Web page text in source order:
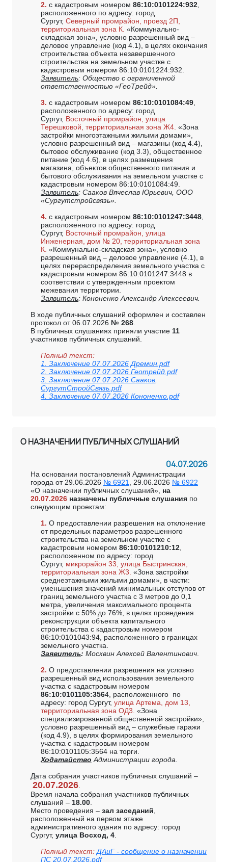
2. с кадастровым номером 86:10:0101224:932,
расположенного по адресу: город
Сургут, Северный промрайон, проезд 2П,
территориальная зона К. «Коммунально-
складская зона», условно разрешенный вид –
деловое управление (код 4.1), в целях окончания
строительства объекта незавершенного
строительства на земельном участке с
кадастровым номером 86:10:0101224:932.
Заявитель: Общество с ограниченной
ответственностью «ГеоТрейд».
3. с кадастровым номером 86:10:0101084:49,
расположенного по адресу: город
Сургут, Восточный промрайон, улица
Терешковой, территориальная зона Ж4. «Зона
застройки многоэтажными жилыми домами»,
условно разрешенный вид – магазины (код 4.4),
бытовое обслуживание (код 3.3), общественное
питание (код 4.6), в целях размещения
магазина, объектов общественного питания и
бытового обслуживания на земельном участке с
кадастровым номером 86:10:0101084:49.
Заявитель: Сааков Вячеслав Юрьевич, ООО
«Сургутстройсвязь».
4. с кадастровым номером 86:10:0101247:3448,
расположенного по адресу: город
Сургут, Восточный промрайон, улица
Инженерная, дом № 20, территориальная зона
К. «Коммунально-складская зона», условно
разрешенный вид – деловое управление (4.1), в
целях перераспределения земельного участка с
кадастровым номером 86:10:0101247:3448 в
соответствии с утвержденным проектом
межевания территории.
Заявитель: Кононенко Александр Алексеевич.
В ходе публичных слушаний оформлен и составлен
протокол от 06.07.2026 № 268.
В публичных слушаниях приняли участие 11
участников публичных слушаний.
Полный текст:
1. Заключение 07.07.2026 Дремин.pdf
2. Заключение 07.07.2026 Геотрейд.pdf
3. Заключение 07.07.2026 Сааков,
СургутСтройСвязь.pdf
4. Заключение 07.07.2026 Кононенко.pdf
О НАЗНАЧЕНИИ ПУБЛИЧНЫХ СЛУШАНИЙ
04.07.2026
На основании постановлений Администрации
города от 29.06.2026 № 6921, 29.06.2026 № 6922
«О назначении публичных слушаний», на
20.07.2026 назначены публичные слушания по
следующим проектам:
1. О предоставлении разрешения на отклонение
от предельных параметров разрешенного
строительства на земельном участке с
кадастровым номером 86:10:0101210:12,
расположенном по адресу: город
Сургут, микрорайон 33, улица Быстринская,
территориальная зона Ж3. «Зона застройки
среднеэтажными жилыми домами», в части:
уменьшения значений минимальных отступов от
границ земельного участка с 3 метров до 0,1
метра, увеличения максимального процента
застройки с 50% до 76%, в целях проведения
реконструкции объекта капитального
строительства с кадастровым номером
86:10:0101043:94, расположенного в границах
земельного участка.
Заявитель: Москвин Алексей Валентинович.
2. О предоставлении разрешения на условно
разрешенный вид использования земельного
участка с кадастровым номером
86:10:0101105:3564, расположенного по
адресу: город Сургут, улица Артема, дом 13,
территориальная зона ОД3. «Зона
специализированной общественной застройки»,
условно разрешенный вид – служебные гаражи
(код 4.9), в целях формирования земельного
участка с кадастровым номером
86:10:0101105:3564 на торги.
Ходатайство Администрации города.
Дата собрания участников публичных слушаний –
20.07.2026.
Время начала собрания участников публичных
слушаний – 18.00.
Место проведения – зал заседаний,
расположенный на первом этаже
административного здания по адресу: город
Сургут, улица Восход, 4.
Полный текст: ДАиГ - сообщение о назначении
ПС 20.07.2026.pdf